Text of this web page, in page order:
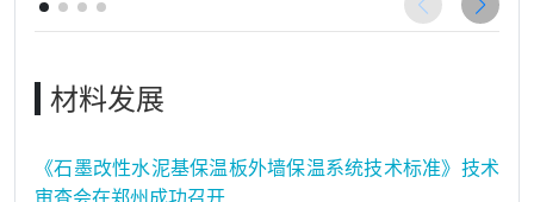
材料发展
《石墨改性水泥基保温板外墙保温系统技术标准》技术